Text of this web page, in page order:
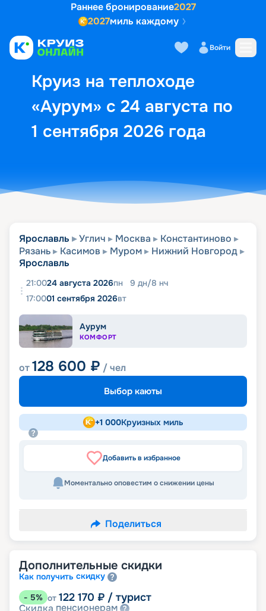
Раннее бронирование2027
2027миль каждому
Войти
Круиз на теплоходе
«Аурум» с 24 августа по
1 сентября 2026 года
Выбор кают Маршрут и
Ярославль Углич Москва
Константиново
Рязань
Касимов Муром
Нижний Новгород
Ярославль
21:0024 августа 2026пн 9 дн/8 нч
17:0001 сентября 2026вт
Аурум
КОМФОРТ
от128 600 ₽ / чел
Выбор каюты
+1 000Круизных миль
Добавить в избранное
Моментально оповестим о снижении цены
Поделиться
Дополнительные скидки
Как получить скидку
- 5% от 122 170 ₽ / турист
Скидка пенсионерам